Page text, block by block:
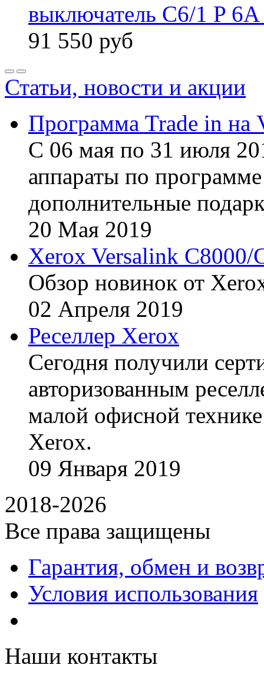
выключатель C6/1 P
91 550 руб
Статьи, новости и акции
Программа Trade in на
С 06 мая по 31 июля
аппараты по
дополнительные
20 Мая 2019
Xerox Versalink C8000/
Обзор новинок от
02 Апреля 2019
Реселлер Xerox
Сегодня получили
авторизованным
малой офисной
Xerox.
09 Января 2019
2018-2026
Все права защищены
Гарантия, обмен и
Условия использования
Наши контакты